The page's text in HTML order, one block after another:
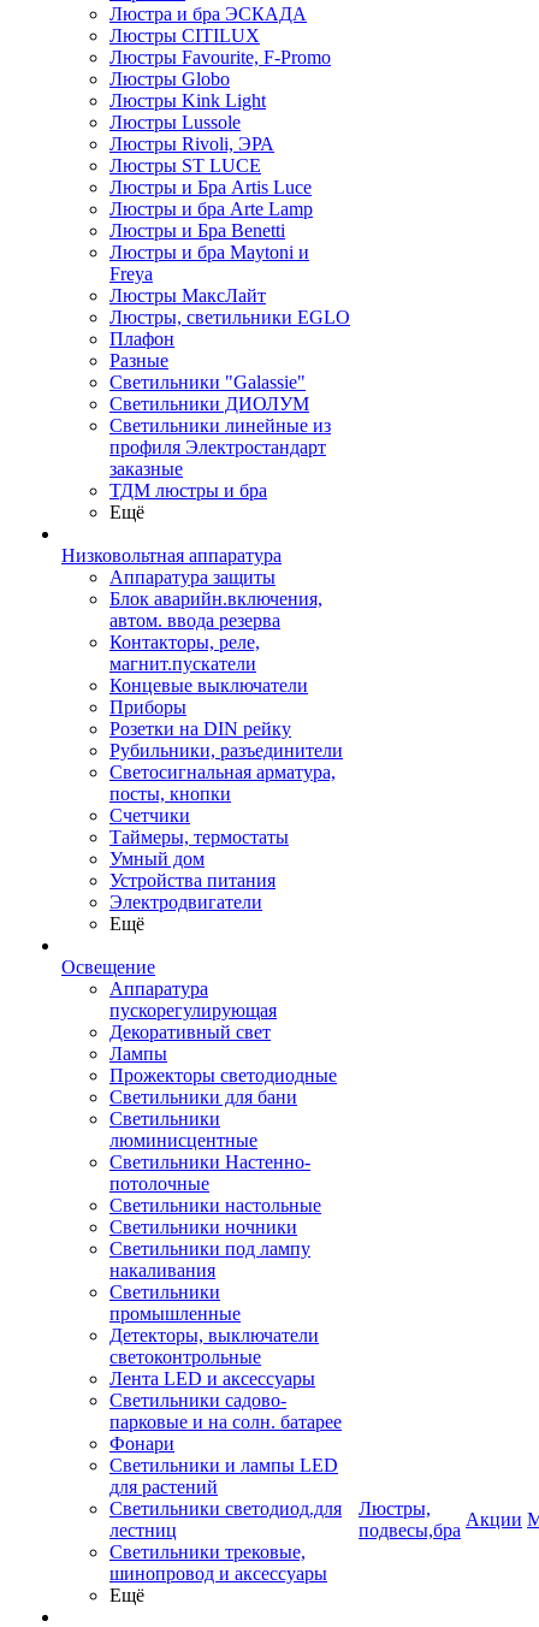
Люстра и бра ЭСКАДА
Люстры CITILUX
Люстры Favourite, F-Promo
Люстры Globo
Люстры Kink Light
Люстры Lussole
Люстры Rivoli, ЭРА
Люстры ST LUCE
Люстры и Бра Artis Luce
Люстры и бра Arte Lamp
Люстры и Бра Benetti
Люстры и бра Maytoni и
Freya
Люстры МаксЛайт
Люстры, светильники EGLO
Плафон
Разные
Светильники "Galassie"
Светильники ДИОЛУМ
Светильники линейные из
профиля Электростандарт
заказные
ТДМ люстры и бра
Ещё
Низковольтная аппаратура
Аппаратура защиты
Блок аварийн.включения,
автом. ввода резерва
Контакторы, реле,
магнит.пускатели
Концевые выключатели
Приборы
Розетки на DIN рейку
Рубильники, разъединители
Светосигнальная арматура,
посты, кнопки
Счетчики
Таймеры, термостаты
Умный дом
Устройства питания
Электродвигатели
Ещё
Освещение
Аппаратура
пускорегулирующая
Декоративный свет
Лампы
Прожекторы светодиодные
Светильники для бани
Светильники
люминисцентные
Светильники Настенно-
потолочные
Светильники настольные
Светильники ночники
Светильники под лампу
накаливания
Светильники
промышленные
Детекторы, выключатели
светоконтрольные
Лента LED и аксессуары
Светильники садово-
парковые и на солн. батарее
Фонари
Светильники и лампы LED
для растений
Светильники светодиод.для
лестниц
Светильники трековые,
шинопровод и аксессуары
Ещё
Люстры,
подвесы,бра
Акции